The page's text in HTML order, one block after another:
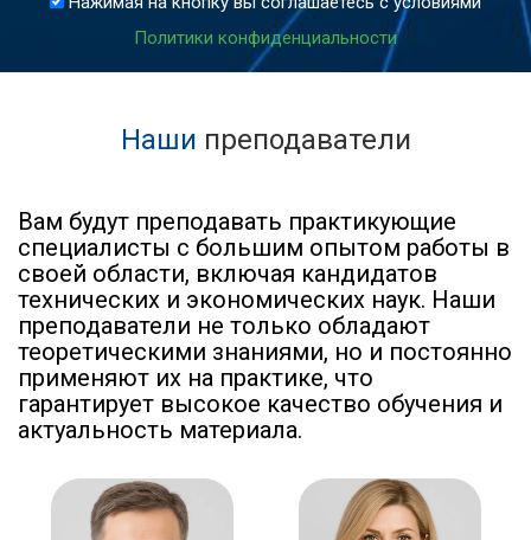
Политики конфиденциальности
Наши преподаватели
Вам будут преподавать практикующие
специалисты с большим опытом работы в
своей области, включая кандидатов
технических и экономических наук. Наши
преподаватели не только обладают
теоретическими знаниями, но и постоянно
применяют их на практике, что
гарантирует высокое качество обучения и
актуальность материала.